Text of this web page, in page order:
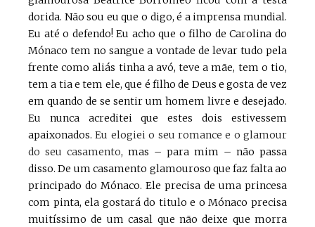
dorida. Não sou eu que o digo, é a imprensa mundial.
Eu até o defendo! Eu acho que o filho de Carolina do
Mónaco tem no sangue a vontade de levar tudo pela
frente como aliás tinha a avó, teve a mãe, tem o tio,
tem a tia e tem ele, que é filho de Deus e gosta de vez
em quando de se sentir um homem livre e desejado.
Eu nunca acreditei que estes dois estivessem
apaixonados.Eu elogiei o seu romance e o glamour
do seu casamento, mas – para mim – não passa
disso. De um casamento glamouroso que faz falta ao
principado do Mónaco. Ele precisa de uma princesa
com pinta, ela gostará do titulo e o Mónaco precisa
muitíssimo de um casal que não deixe que morra